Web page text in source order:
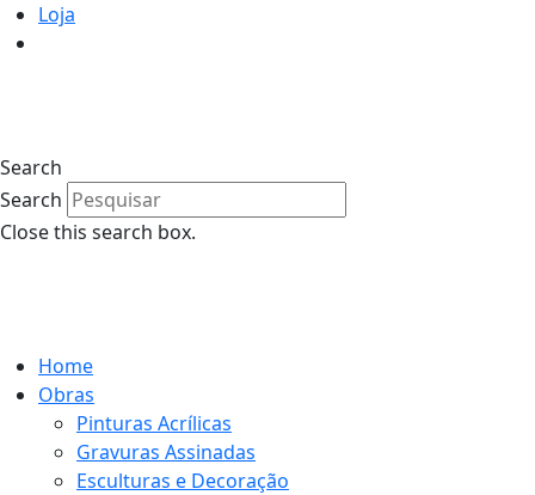
Loja
Search
Search
Close this search box.
Home
Obras
Pinturas Acrílicas
Gravuras Assinadas
Esculturas e Decoração